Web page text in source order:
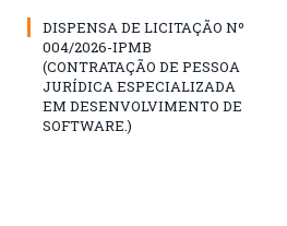
DISPENSA DE LICITAÇÃO Nº
004/2026-IPMB
(CONTRATAÇÃO DE PESSOA
JURÍDICA ESPECIALIZADA
EM DESENVOLVIMENTO DE
SOFTWARE.)